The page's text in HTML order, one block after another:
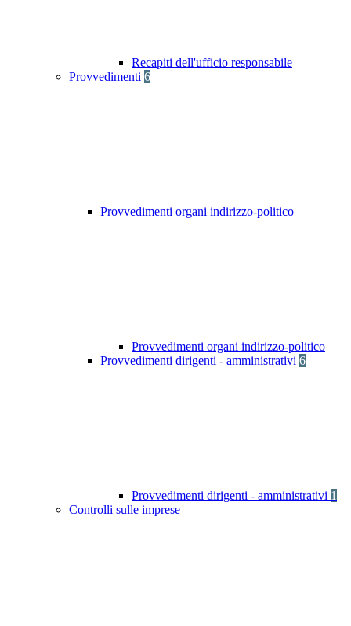
Recapiti dell'ufficio responsabile
Provvedimenti 6
Provvedimenti organi indirizzo-politico
Provvedimenti organi indirizzo-politico
Provvedimenti dirigenti - amministrativi 6
Provvedimenti dirigenti - amministrativi 1
Controlli sulle imprese